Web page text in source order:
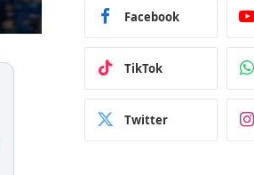
Facebook
TikTok
Twitter